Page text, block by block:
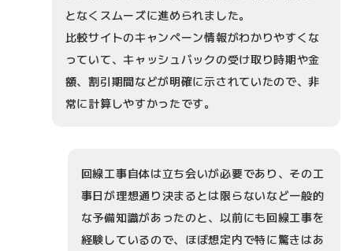
となくスムーズに進められました。
比較サイトのキャンペーン情報がわかりやすくな
っていて、キャッシュバックの受け取り時期や金
額、割引期間などが明確に示されていたので、非
常に計算しやすかったです。
回線工事自体は立ち会いが必要であり、その工
事日が理想通り決まるとは限らないなど一般的
な予備知識があったのと、以前にも回線工事を
経験しているので、ほぼ想定内で特に驚きはあ